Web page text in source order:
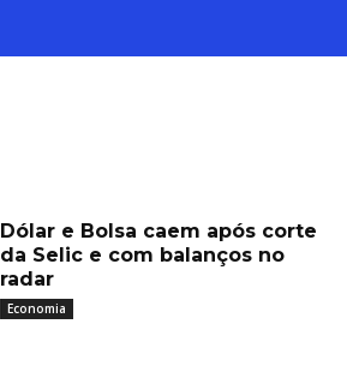
Dólar e Bolsa caem após corte
da Selic e com balanços no
radar
Economia